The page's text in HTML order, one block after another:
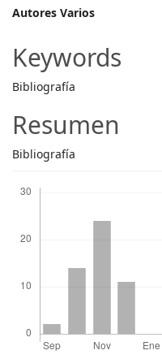
Main
Article
Content
Autores Varios
Keywords
Bibliografía
Resumen
Bibliografía